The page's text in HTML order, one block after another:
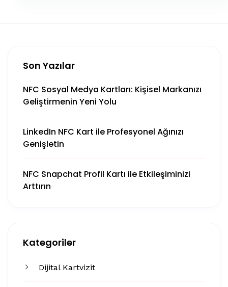
Son Yazılar
NFC Sosyal Medya Kartları: Kişisel Markanızı
Geliştirmenin Yeni Yolu
LinkedIn NFC Kart ile Profesyonel Ağınızı
Genişletin
NFC Snapchat Profil Kartı ile Etkileşiminizi
Arttırın
Kategoriler
Dijital Kartvizit